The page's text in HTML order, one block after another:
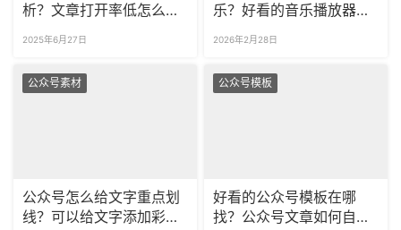
析？文章打开率低怎么
2025年6月27日
乐？好看的音乐播放器样
2026年2月28日
公众号素材
公众号怎么给文字重点划
线？可以给文字添加彩
公众号模板
好看的公众号模板在哪
找？公众号文章如何自动